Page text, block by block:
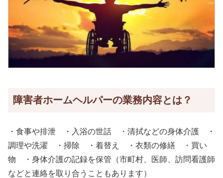
障害者ホームヘルパーの業務内容とは？
・食事や排泄 ・入浴の世話 ・清拭などの身体介護 ・
調理や洗濯 ・掃除 ・着替え ・衣類の修繕 ・買い
物 ・身体介護の記録を保管（市町村、医師、訪問看護師
などと連絡を取り合うこともあります）